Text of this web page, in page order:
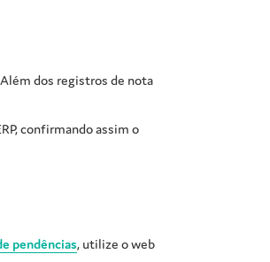
dos registros de nota
confirmando assim o
pendências, utilize o web